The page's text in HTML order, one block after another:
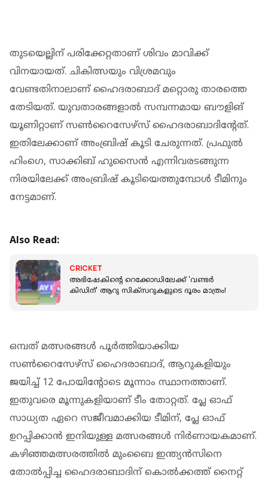
തുടയെല്ലിന് പരിക്കേറ്റതാണ് ശിവം മാവിക്ക്
വിനയായത്. ചികിത്സയും വിശ്രമവും
വേണ്ടതിനാലാണ് ഹൈദരാബാദ് മറ്റൊരു താരത്തെ
തേടിയത്. യുവതാരങ്ങളാല്‍ സമ്പന്നമായ ബൗളിങ്
യൂണിറ്റാണ് സണ്‍റൈസേഴ്‌സ് ഹൈദരാബാദിന്റേത്.
ഇതിലേക്കാണ് അംബ്രിഷ് കൂടി ചേരുന്നത്. പ്രഫുല്‍
ഹിംഗെ, സാക്കിബ് ഹുസൈന്‍ എന്നിവരടങ്ങുന്ന
നിരയിലേക്ക് അംബ്രിഷ് കൂടിയെത്തുമ്പോള്‍ ടീമിനും
നേട്ടമാണ്.
Also Read:
CRICKET
അഭിഷേകിന്റെ റെക്കോഡിലേക്ക് 'വണ്ടര്‍
കിഡിന്' ആറു സിക്‌സറുകളുടെ ദൂരം മാത്രം!
ഒമ്പത് മത്സരങ്ങള്‍ പൂര്‍ത്തിയാക്കിയ
സണ്‍റൈസേഴ്‌സ് ഹൈദരാബാദ്, ആറുകളിയും
ജയിച്ച് 12 പോയിന്റോടെ മൂന്നാം സ്ഥാനത്താണ്.
ഇതുവരെ മൂന്നുകളിയാണ് ടീം തോറ്റത്. പ്ലേ ഓഫ്
സാധ്യത ഏറെ സജീവമാക്കിയ ടീമിന്, പ്ലേ ഓഫ്
ഉറപ്പിക്കാന്‍ ഇനിയുള്ള മത്സരങ്ങള്‍ നിര്‍ണായകമാണ്.
കഴിഞ്ഞമത്സരത്തില്‍ മുംബൈ ഇന്ത്യന്‍സിനെ
തോല്‍പ്പിച്ച ഹൈദരാബാദിന് കൊല്‍ക്കത്ത് നൈറ്റ്